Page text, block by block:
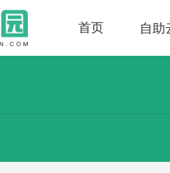
首页 自助